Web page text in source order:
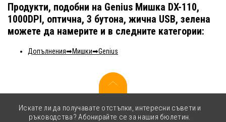
Продукти, подобни на Genius Мишка DX-110,
1000DPI, оптична, 3 бутона, жична USB, зелена
можете да намерите и в следните категории:
Допълнения Мишки Genius
Искате ли да получавате отстъпки, интересни съвети и
ръководства? Абонирайте се за нашия бюлетин.